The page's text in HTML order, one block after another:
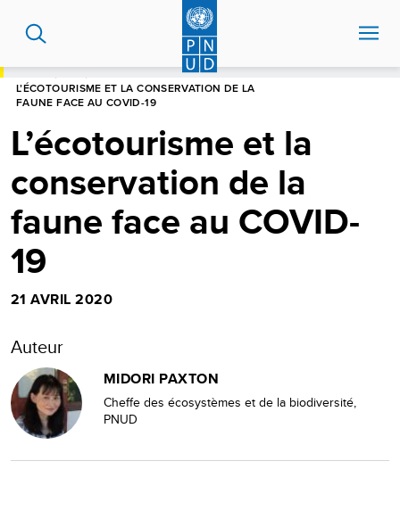
contenu
principal
L’ÉCOTOURISME ET LA CONSERVATION DE LA
FAUNE FACE AU COVID-19
L’écotourisme et la
conservation de la
faune face au COVID-
19
21 AVRIL 2020
Auteur
MIDORI PAXTON
Cheffe des écosystèmes et de la biodiversité,
PNUD